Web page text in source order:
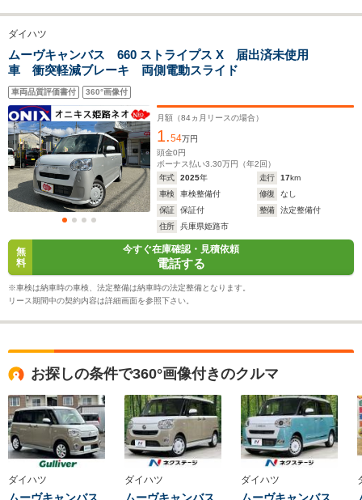
排気量
駆動方式 FF、4WD FF、4WD
ダイハツ
ムーヴキャンバス 660 ストライプス X 届出済未使用
車 衝突軽減ブレーキ 両側電動スライド
車両品質評価書付 360°画像付
月額（84ヵ月リースの場合）
1.54万円
頭金0円
ボーナス払い3.30万円（年2回）
年式
2025年 走行 17km
車検
車検整備付 修復
なし
保証
保証付 整備
法定整備付
住所
兵庫県姫路市
無
料
今すぐ在庫確認・見積依頼
電話する
※車検は納車時の車検、法定整備は納車時の法定整備となります。
リース期間中の契約内容は詳細画面を参照下さい。
お探しの条件で360°画像付きのクルマ
ダイハツ ダイハツ ダイハツ